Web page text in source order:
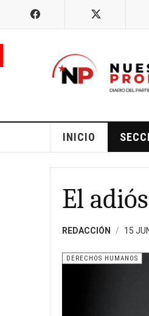
INICIO
El
REDACCIÓN 15
DERECHOS HUMANOS